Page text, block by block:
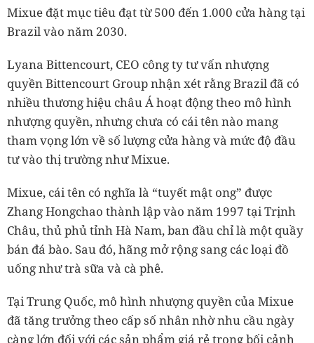
Mixue đặt mục tiêu đạt từ 500 đến 1.000 cửa hàng tại
Brazil vào năm 2030.
Lyana Bittencourt, CEO công ty tư vấn nhượng
quyền Bittencourt Group nhận xét rằng Brazil đã có
nhiều thương hiệu châu Á hoạt động theo mô hình
nhượng quyền, nhưng chưa có cái tên nào mang
tham vọng lớn về số lượng cửa hàng và mức độ đầu
tư vào thị trường như Mixue.
Mixue, cái tên có nghĩa là “tuyết mật ong” được
Zhang Hongchao thành lập vào năm 1997 tại Trịnh
Châu, thủ phủ tỉnh Hà Nam, ban đầu chỉ là một quầy
bán đá bào. Sau đó, hãng mở rộng sang các loại đồ
uống như trà sữa và cà phê.
Tại Trung Quốc, mô hình nhượng quyền của Mixue
đã tăng trưởng theo cấp số nhân nhờ nhu cầu ngày
càng lớn đối với các sản phẩm giá rẻ trong bối cảnh